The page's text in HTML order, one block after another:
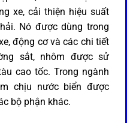
xe, cải thiện hiệu suất
Nó được dùng trong
động cơ và các chi tiết
sắt, nhôm được sử
cao tốc. Trong ngành
chịu nước biển được
bộ phận khác.